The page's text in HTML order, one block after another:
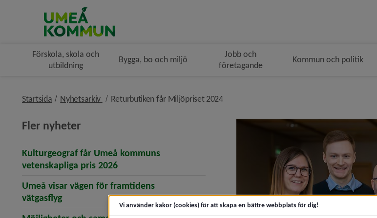
Förskola, skola och
utbildning
Bygga, bo och miljö
Jobb och
företagande
Kommun och politik
Startsida Nyhetsarkiv nivå i brödsmulenavigeringen
Returbutiken får Miljöpriset 2024nivå i brödsmulenavigeringen
Fler nyheter
Kulturgeograf får Umeå kommuns
vetenskapliga pris 2026(öppnar artikeln Kulturgeograf får Umeå kommuns
Umeå visar vägen för framtidens
vätgasflyg(öppnar artikeln Umeå visar vägen för framtidens vätgasflyg)
Vi använder kakor (cookies) för att skapa en bättre webbplats för dig!